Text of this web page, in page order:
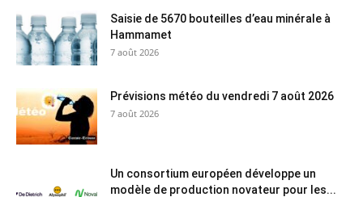
Saisie de 5670 bouteilles d’eau minérale à
Hammamet
7 août 2026
Prévisions météo du vendredi 7 août 2026
7 août 2026
Un consortium européen développe un
modèle de production novateur pour les...